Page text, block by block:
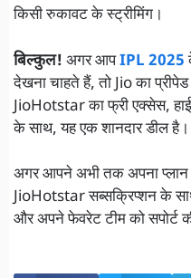
किसी रुकावट के स्ट्रीमिंग।
बिल्कुल! अगर आपIPL 2025
देखना चाहते हैं, तो Jio का
JioHotstar का फ्री एक्सेस,
के साथ, यह एक शानदार डील है।
अगर आपने अभी तक अपना प्लान
JioHotstar सब्सक्रिप्शन के
और अपने फेवरेट टीम को सपोर्ट